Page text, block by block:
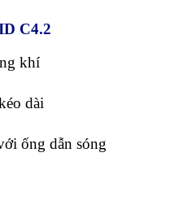
C4.2
khí
dài
ống dẫn sóng